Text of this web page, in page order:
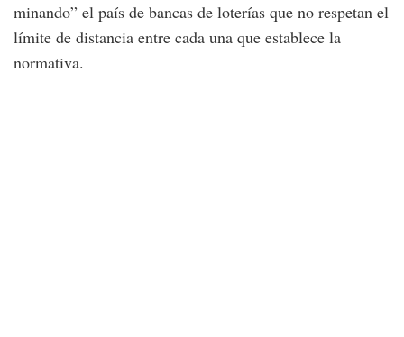
minando” el país de bancas de loterías que no respetan el
límite de distancia entre cada una que establece la
normativa.